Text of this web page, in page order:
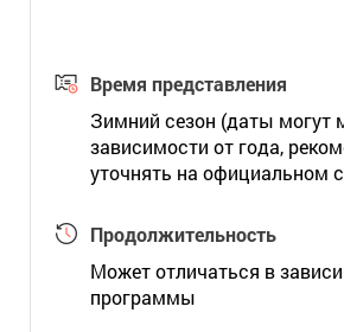
Время представления
Зимний сезон (даты могут
зависимости от года,
уточнять на официальном
Продолжительность
Может отличаться в
программы